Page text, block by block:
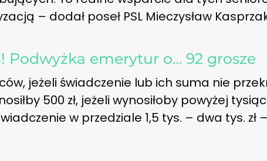
– dodał poseł PSL Mieczysław
Podwyżka emerytur o… 92 grosze
jeżeli świadczenie lub ich suma nie
500 zł, jeżeli wynosiłoby powyżej
w przedziale 1,5 tys. – dwa tys.